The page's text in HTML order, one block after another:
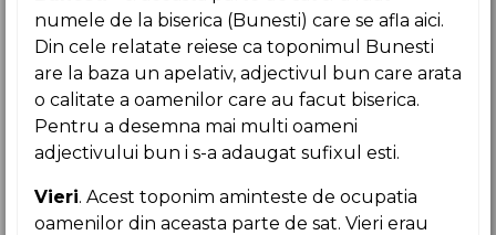
numele de la biserica (Bunesti) care se afla aici.
Din cele relatate reiese ca toponimul Bunesti
are la baza un apelativ, adjectivul bun care arata
o calitate a oamenilor care au facut biserica.
Pentru a desemna mai multi oameni
adjectivului bun i s-a adaugat sufixul esti.
Vieri. Acest toponim aminteste de ocupatia
oamenilor din aceasta parte de sat. Vieri erau